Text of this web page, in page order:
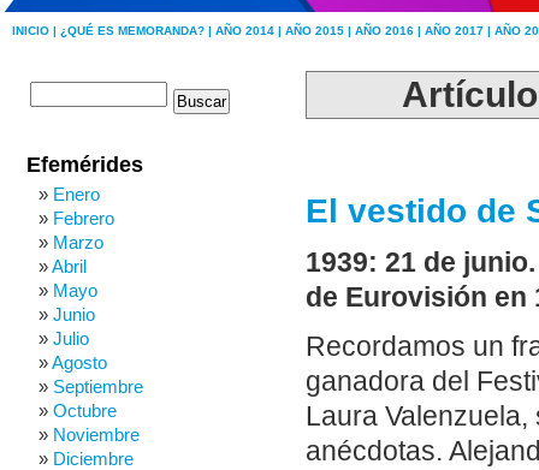
INICIO | ¿QUÉ ES MEMORANDA? | AÑO 2014 | AÑO 2015 | AÑO 2016 | AÑO 2017 | AÑO
El vestido de
1939: 21 de
de Eurovisión en
Recordamos un
ganadora del
Laura
anécdotas.
Efemérides
Enero
Febrero
Marzo
Abril
Mayo
Junio
Julio
Agosto
Septiembre
Octubre
Noviembre
Diciembre